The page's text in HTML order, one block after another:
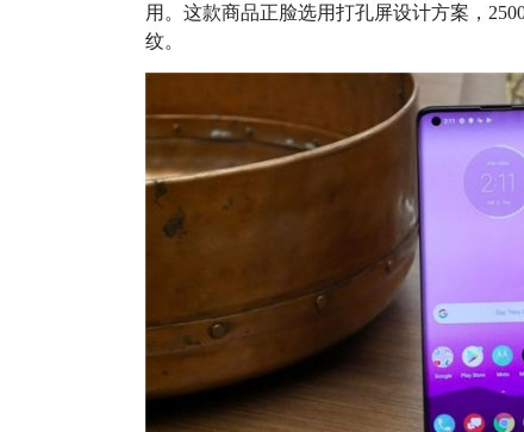
用。这款商品正脸选用打孔屏设计方案，
纹。